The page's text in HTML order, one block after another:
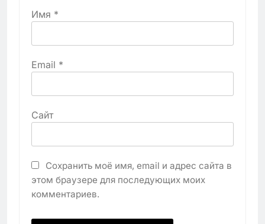
Имя *
Email *
Сайт
Сохранить моё имя, email и адрес сайта в
этом браузере для последующих моих
комментариев.